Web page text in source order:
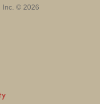
Inc. © 2026